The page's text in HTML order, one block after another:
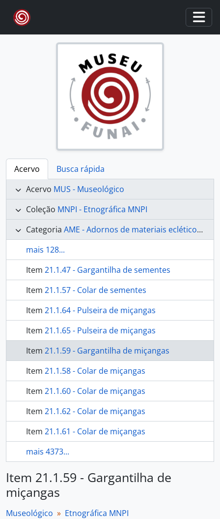
Skip to main content
Acervo
Busca rápida
Acervo MUS - Museológico
Coleção MNPI - Etnográfica MNPI
Categoria AME - Adornos de materiais ecléticos, indumentária e toucador
mais 128...
Item 21.1.47 - Gargantilha de sementes
Item 21.1.57 - Colar de sementes
Item 21.1.64 - Pulseira de miçangas
Item 21.1.65 - Pulseira de miçangas
Item 21.1.59 - Gargantilha de miçangas
Item 21.1.58 - Colar de miçangas
Item 21.1.60 - Colar de miçangas
Item 21.1.62 - Colar de miçangas
Item 21.1.61 - Colar de miçangas
mais 4373...
Item 21.1.59 - Gargantilha de
miçangas
Museológico
Etnográfica MNPI